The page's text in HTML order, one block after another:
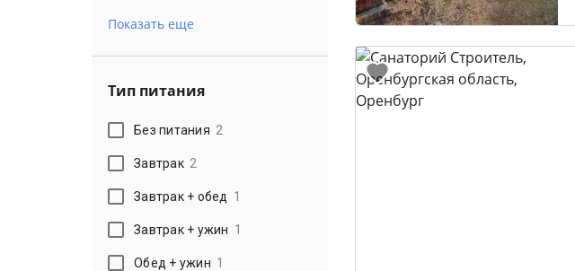
Показать еще
Тип питания
Без питания 2
Завтрак 2
Завтрак + обед 1
Завтрак + ужин 1
Обед + ужин 1